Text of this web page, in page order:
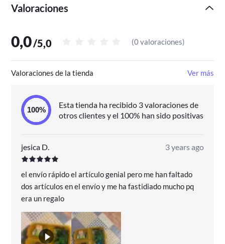
Valoraciones
0,0/5,0 (0 valoraciones)
Valoraciones de la tienda Ver más
Esta tienda ha recibido 3 valoraciones de
otros clientes y el 100% han sido positivas
jesica D. 3 years ago
el envío rápido el artículo genial pero me han faltado
dos artículos en el envío y me ha fastidiado mucho pq
era un regalo